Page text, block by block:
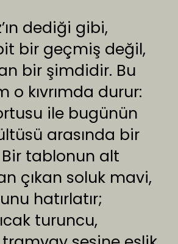
dediği gibi,
bir geçmiş değil,
bir şimdidir. Bu
o kıvrımda durur:
ile bugünün
arasında bir
Bir tablonun alt
çıkan soluk mavi,
hatırlatır;
turuncu,